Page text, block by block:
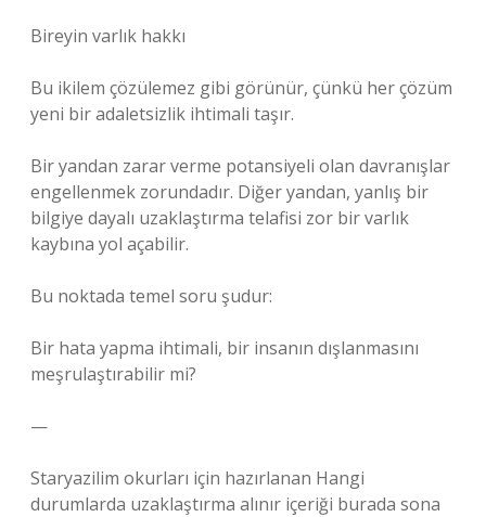
Bireyin varlık hakkı
Bu ikilem çözülemez gibi görünür, çünkü her çözüm
yeni bir adaletsizlik ihtimali taşır.
Bir yandan zarar verme potansiyeli olan davranışlar
engellenmek zorundadır. Diğer yandan, yanlış bir
bilgiye dayalı uzaklaştırma telafisi zor bir varlık
kaybına yol açabilir.
Bu noktada temel soru şudur:
Bir hata yapma ihtimali, bir insanın dışlanmasını
meşrulaştırabilir mi?
—
Staryazilim okurları için hazırlanan Hangi
durumlarda uzaklaştırma alınır içeriği burada sona